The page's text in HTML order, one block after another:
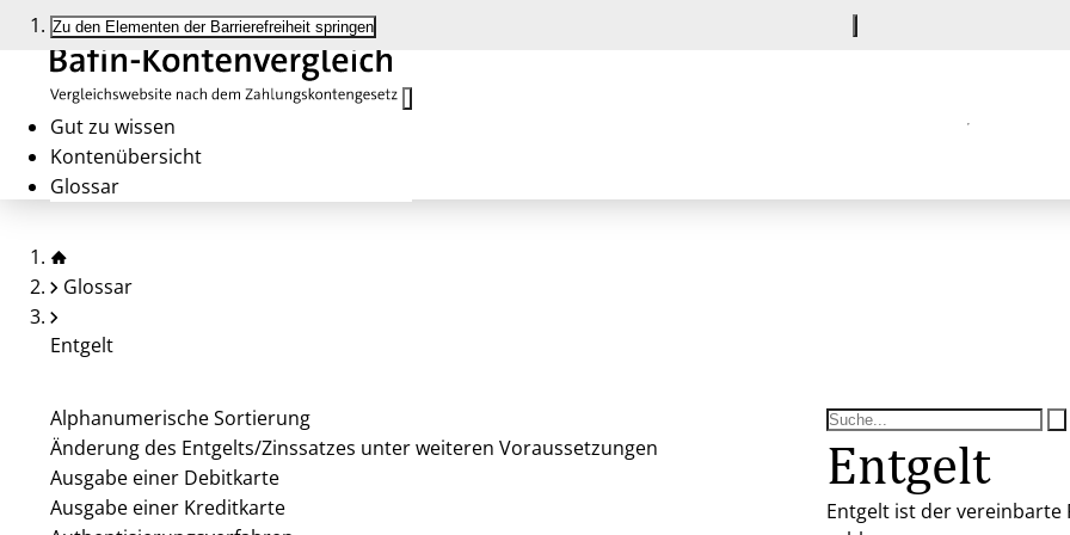
Zu den Elementen der Barrierefreiheit springen
Gut zu wissen
Kontenübersicht
Glossar
Glossar
Entgelt
Alphanumerische Sortierung
Änderung des Entgelts/Zinssatzes unter weiteren Voraussetzungen
Ausgabe einer Debitkarte
Ausgabe einer Kreditkarte
Entgelt
Entgelt ist der vereinbarte